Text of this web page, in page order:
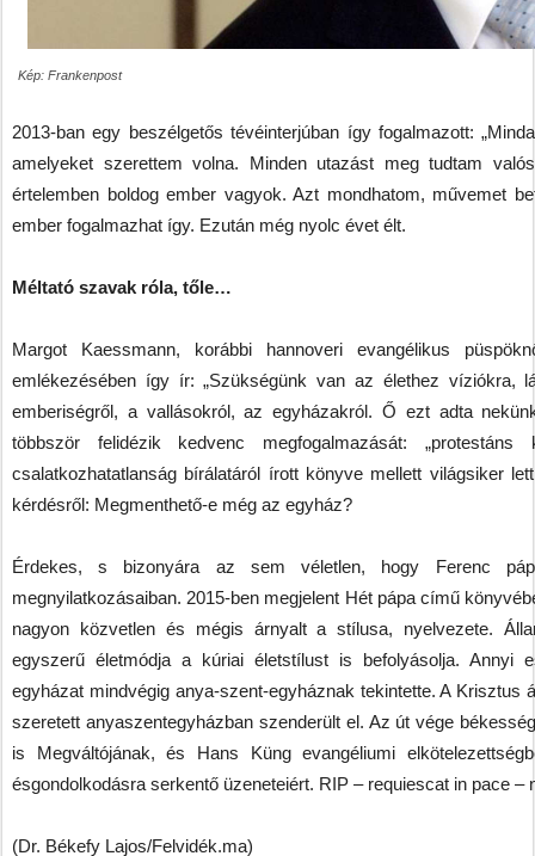
Kép: Frankenpost
2013-ban egy beszélgetős tévéinterjúban így fogalmazott:
amelyeket szerettem volna. Minden utazást meg tudtam
értelemben boldog ember vagyok. Azt mondhatom, művemet
ember fogalmazhat így. Ezután még nyolc évet élt.
Méltató szavak róla, tőle…
Margot Kaessmann, korábbi hannoveri evangélikus
emlékezésében így ír: „Szükségünk van az élethez víziókra,
emberiségről, a vallásokról, az egyházakról. Ő ezt adta
többször felidézik kedvenc megfogalmazását:
csalatkozhatatlanság bírálatáról írott könyve mellett világsiker
kérdésről: Megmenthető-e még az egyház?
Érdekes, s bizonyára az sem véletlen, hogy Ferenc
megnyilatkozásaiban. 2015-ben megjelent Hét pápa című
nagyon közvetlen és mégis árnyalt a stílusa, nyelvezete.
egyszerű életmódja a kúriai életstílust is befolyásolja. Annyi
egyházat mindvégig anya-szent-egyháznak tekintette. A Krisztus
szeretett anyaszentegyházban szenderült el. Az út vége
is Megváltójának, és Hans Küng evangéliumi
ésgondolkodásra serkentő üzeneteiért. RIP – requiescat in pace –
(Dr. Békefy Lajos/Felvidék.ma)